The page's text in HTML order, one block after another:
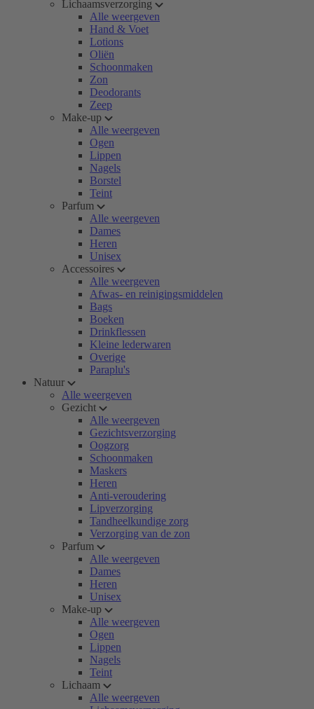
Lichaamsverzorging
Alle weergeven
Hand & Voet
Lotions
Oliën
Schoonmaken
Zon
Deodorants
Zeep
Make-up
Alle weergeven
Ogen
Lippen
Nagels
Borstel
Teint
Parfum
Alle weergeven
Dames
Heren
Unisex
Accessoires
Alle weergeven
Afwas- en reinigingsmiddelen
Bags
Boeken
Drinkflessen
Kleine lederwaren
Overige
Paraplu's
Natuur
Alle weergeven
Gezicht
Alle weergeven
Gezichtsverzorging
Oogzorg
Schoonmaken
Maskers
Heren
Anti-veroudering
Lipverzorging
Tandheelkundige zorg
Verzorging van de zon
Parfum
Alle weergeven
Dames
Heren
Unisex
Make-up
Alle weergeven
Ogen
Lippen
Nagels
Teint
Lichaam
Alle weergeven